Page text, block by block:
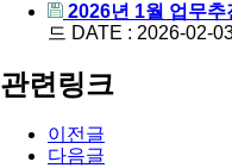
2026년 1월 업무
드 DATE : 2026-02-
관련링크
이전글
다음글